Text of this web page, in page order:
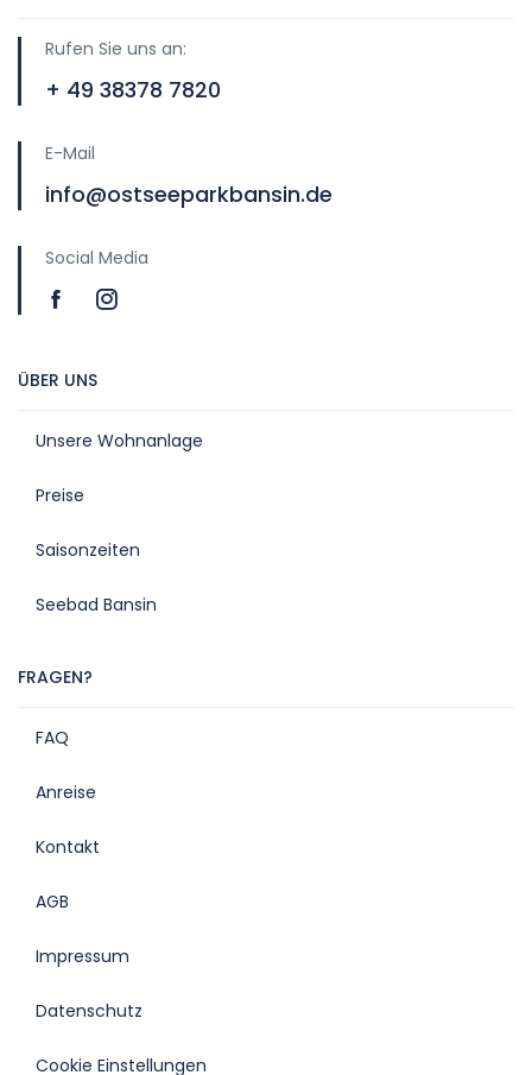
Rufen Sie uns an:
+ 49 38378 7820
E-Mail
info@ostseeparkbansin.de
Social Media
ÜBER UNS
Unsere Wohnanlage
Preise
Saisonzeiten
Seebad Bansin
FRAGEN?
FAQ
Anreise
Kontakt
AGB
Impressum
Datenschutz
Cookie Einstellungen